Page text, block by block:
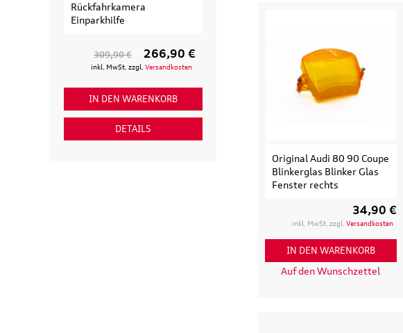
Original Audi 80 90 Coupe
Blinkerglas Blinker Glas
Fenster rechts
34,90 €
inkl. MwSt. zzgl. Versandkosten
IN DEN WARENKORB
Auf den Wunschzettel
Rückfahrkamera
Einparkhilfe
309,90 € 266,90 €
inkl. MwSt. zzgl. Versandkosten
IN DEN WARENKORB
DETAILS
135,90 €
inkl. MwSt. zzgl. Versandkosten
IN DEN WARENKORB